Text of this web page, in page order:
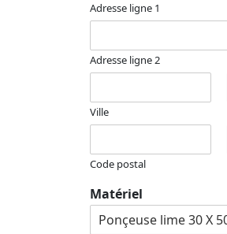
Adresse ligne 1
Adresse ligne 2
Ville
Code postal
Matériel